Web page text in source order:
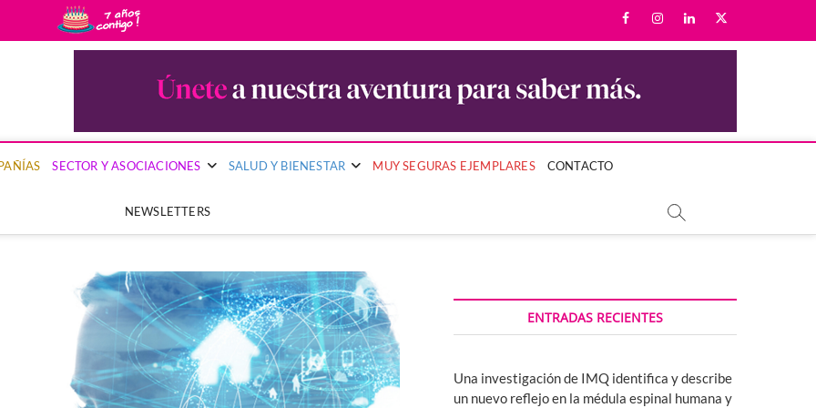
facebookinstagram
linkedintwitter
Muy Segura
PUBLICACIÓN DEL SECTOR ASEGURADOR QUE PONE EL FOCO EN LA MUJER Y SU BIENESTAR.
SECTOR Y ASOCIACIONES SALUD Y BIENESTAR MUY SEGURAS EJEMPLARES CONTACTO
NEWSLETTERS
ENTRADAS RECIENTES
Una investigación de IMQ identifica y describe
un nuevo reflejo en la médula espinal humana y